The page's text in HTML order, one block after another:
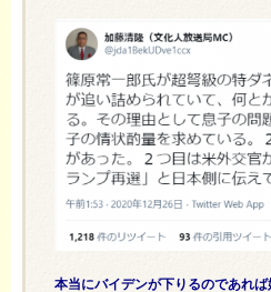
本当にバイデンが下りるのであれ